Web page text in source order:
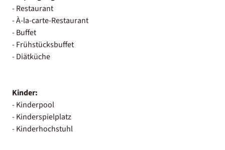
- Restaurant
- À-la-carte-Restaurant
- Buffet
- Frühstücksbuffet
- Diätküche
Kinder:
- Kinderpool
- Kinderspielplatz
- Kinderhochstuhl